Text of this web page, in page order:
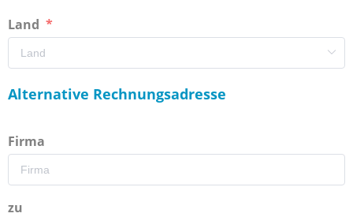
Land
Alternative Rechnungsadresse
Firma
zu